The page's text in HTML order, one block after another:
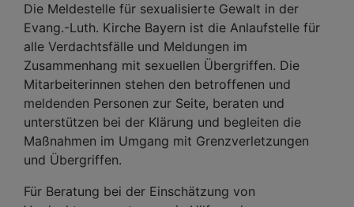
Die Meldestelle für sexualisierte Gewalt in der
Evang.-Luth. Kirche Bayern ist die Anlaufstelle für
alle Verdachtsfälle und Meldungen im
Zusammenhang mit sexuellen Übergriffen. Die
Mitarbeiterinnen stehen den betroffenen und
meldenden Personen zur Seite, beraten und
unterstützen bei der Klärung und begleiten die
Maßnahmen im Umgang mit Grenzverletzungen
und Übergriffen.
Für Beratung bei der Einschätzung von